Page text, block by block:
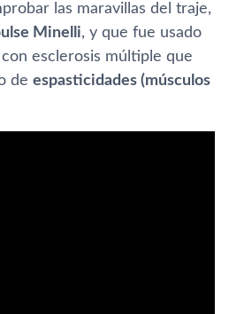
las maravillas del traje,
Minelli, y que fue usado
esclerosis múltiple que
de espasticidades (músculos